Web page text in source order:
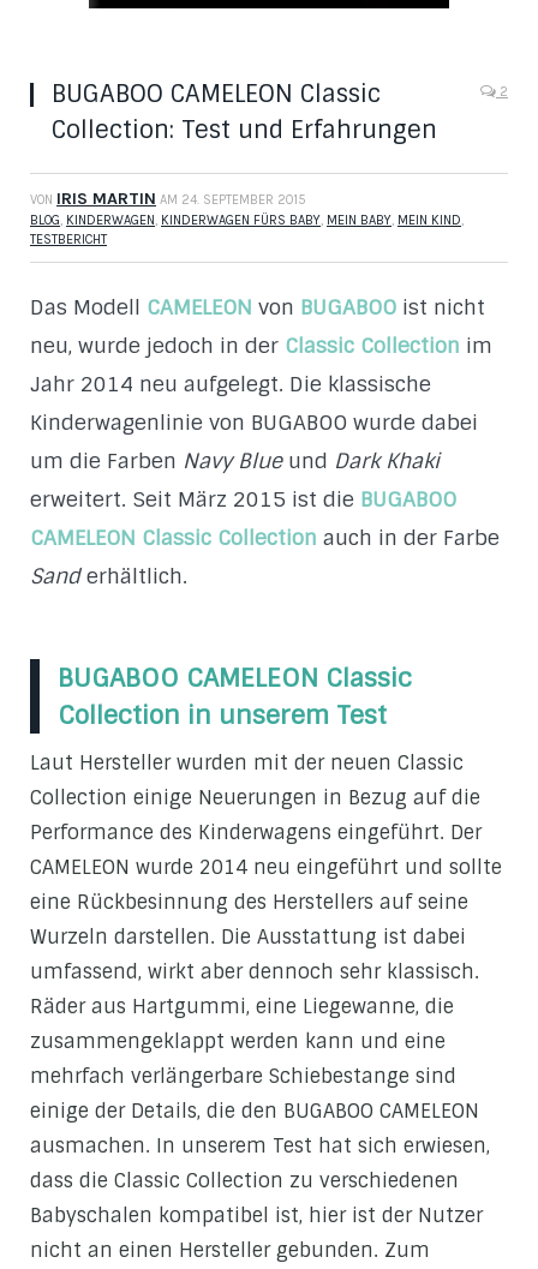
BUGABOO CAMELEON Classic
Collection: Test und Erfahrungen
2
VON IRIS MARTIN AM 24. SEPTEMBER 2015
BLOG, KINDERWAGEN, KINDERWAGEN FÜRS BABY, MEIN BABY, MEIN KIND,
TESTBERICHT
Das Modell CAMELEON von BUGABOO ist nicht
neu, wurde jedoch in der Classic Collection im
Jahr 2014 neu aufgelegt. Die klassische
Kinderwagenlinie von BUGABOO wurde dabei
um die Farben Navy Blueund Dark Khaki
erweitert. Seit März 2015 ist die BUGABOO
CAMELEON Classic Collection auch in der Farbe
Sanderhältlich.
BUGABOO CAMELEON Classic
Collection in unserem Test
Laut Hersteller wurden mit der neuen Classic
Collection einige Neuerungen in Bezug auf die
Performance des Kinderwagens eingeführt. Der
CAMELEON wurde 2014 neu eingeführt und sollte
eine Rückbesinnung des Herstellers auf seine
Wurzeln darstellen. Die Ausstattung ist dabei
umfassend, wirkt aber dennoch sehr klassisch.
Räder aus Hartgummi, eine Liegewanne, die
zusammengeklappt werden kann und eine
mehrfach verlängerbare Schiebestange sind
einige der Details, die den BUGABOO CAMELEON
ausmachen. In unserem Test hat sich erwiesen,
dass die Classic Collection zu verschiedenen
Babyschalen kompatibel ist, hier ist der Nutzer
nicht an einen Hersteller gebunden. Zum